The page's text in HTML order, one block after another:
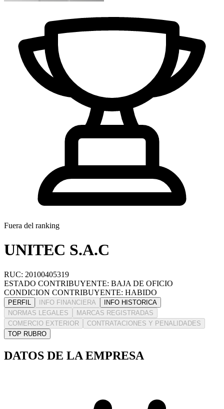
Fuera del ranking
UNITEC S.A.C
RUC: 20100405319
ESTADO CONTRIBUYENTE: BAJA DE OFICIO
CONDICION CONTRIBUYENTE: HABIDO
PERFIL INFO FINANCIERA
INFO HISTORICA
NORMAS LEGALES
MARCAS REGISTRADAS
COMERCIO EXTERIOR
CONTRATACIONES Y PENALIDADES
TOP RUBRO
DATOS DE LA EMPRESA